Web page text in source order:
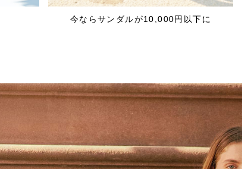
今ならサンダルが10,000円以下に